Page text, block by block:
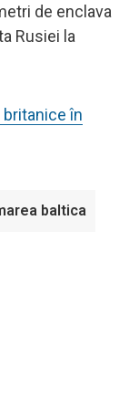
de enclava
Rusiei la
în
baltica